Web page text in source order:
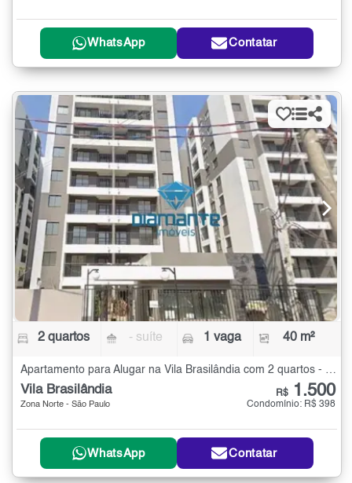
WhatsApp Contatar
2 quartos - suíte 1 vaga 40 m²
Apartamento para Alugar na Vila Brasilândia com 2 quartos - 40 m²
Vila Brasilândia
Zona Norte - São Paulo
R$ 1.500
Condomínio: R$ 398
WhatsApp Contatar